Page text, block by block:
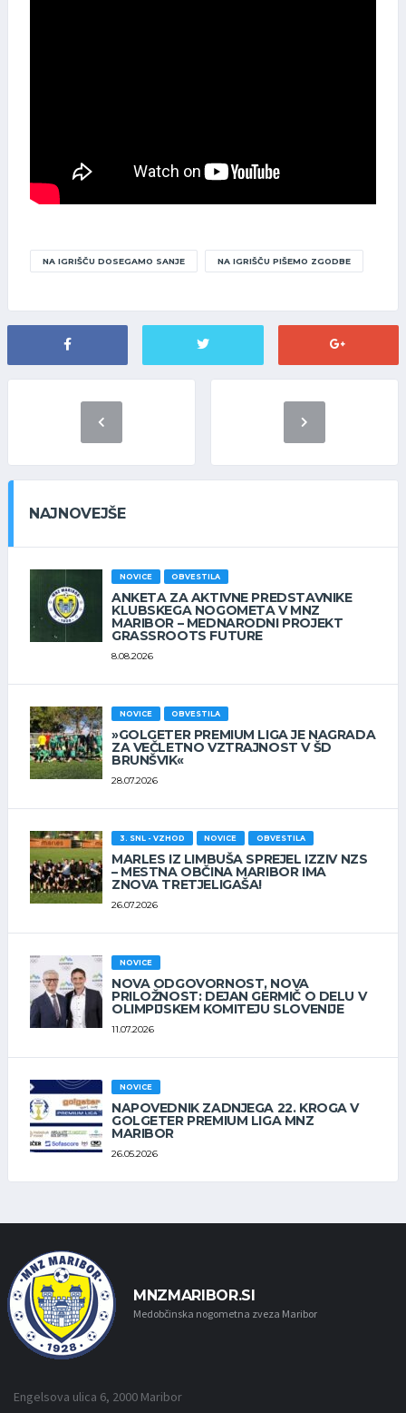
NA IGRIŠČU DOSEGAMO SANJE NA IGRIŠČU PIŠEMO ZGODBE
NAJNOVEJŠE
NOVICE OBVESTILA
ANKETA ZA AKTIVNE PREDSTAVNIKE
KLUBSKEGA NOGOMETA V MNZ
MARIBOR – MEDNARODNI PROJEKT
GRASSROOTS FUTURE
8.08.2026
NOVICE OBVESTILA
»GOLGETER PREMIUM LIGA JE NAGRADA
ZA VEČLETNO VZTRAJNOST V ŠD
BRUNŠVIK«
28.07.2026
3. SNL - VZHOD NOVICE OBVESTILA
MARLES IZ LIMBUŠA SPREJEL IZZIV NZS
– MESTNA OBČINA MARIBOR IMA
ZNOVA TRETJELIGAŠA!
26.07.2026
NOVICE
NOVA ODGOVORNOST, NOVA
PRILOŽNOST: DEJAN GERMIČ O DELU V
OLIMPIJSKEM KOMITEJU SLOVENIJE
11.07.2026
NOVICE
NAPOVEDNIK ZADNJEGA 22. KROGA V
GOLGETER PREMIUM LIGA MNZ
MARIBOR
26.05.2026
MNZMARIBOR.SI
Medobčinska nogometna zveza Maribor
Engelsova ulica 6, 2000 Maribor